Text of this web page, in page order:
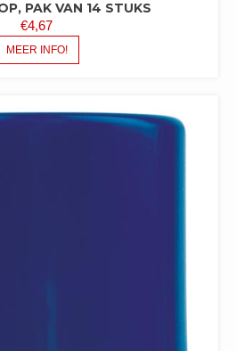
PAK VAN 14 STUKS
€4,67
MEER INFO!